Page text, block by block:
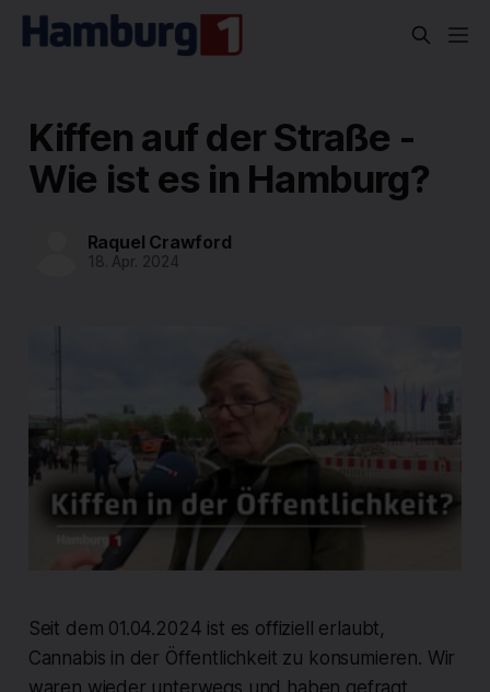
Kiffen auf der Straße -
Wie ist es in Hamburg?
Raquel Crawford
18. Apr. 2024
Seit dem 01.04.2024 ist es offiziell erlaubt,
Cannabis in der Öffentlichkeit zu konsumieren. Wir
waren wieder unterwegs und haben gefragt,